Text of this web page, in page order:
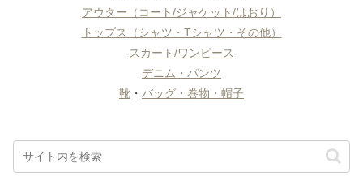
アウター（コート/ジャケット/はおり）
トップス（シャツ・Tシャツ・その他）
スカート/ワンピース
デニム・パンツ
靴 ・ バッグ・巻物・帽子